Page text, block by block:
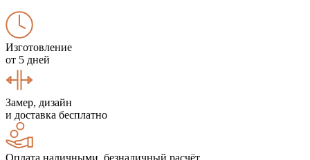
Изготовление
от 5 дней
Замер, дизайн
и доставка бесплатно
Оплата наличными, безналичный расчёт